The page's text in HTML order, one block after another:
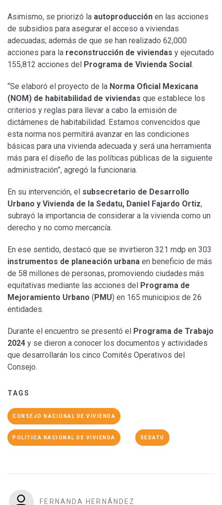
Asimismo, se priorizó la autoproducción en las acciones
de subsidios para asegurar el acceso a viviendas
adecuadas; además de que se han realizado 62,000
acciones para la reconstrucción de viviendas y ejecutado
155,812 acciones del Programa de Vivienda Social.
“Se elaboró el proyecto de la Norma Oficial Mexicana
(NOM) de habitabilidad de viviendas que establece los
criterios y reglas para llevar a cabo la emisión de
dictámenes de habitabilidad. Estamos convencidos que
esta norma nos permitirá avanzar en las condiciones
básicas para una vivienda adecuada y será una herramienta
más para el diseño de las políticas públicas de la siguiente
administración”, agregó la funcionaria.
En su intervención, el subsecretario de Desarrollo
Urbano y Vivienda de la Sedatu, Daniel Fajardo Ortiz,
subrayó la importancia de considerar a la vivienda como un
derecho y no como mercancía.
En ese sentido, destacó que se invirtieron 321 mdp en 303
instrumentos de planeación urbana en beneficio de más
de 58 millones de personas, promoviendo ciudades más
equitativas mediante las acciones del Programa de
Mejoramiento Urbano (PMU) en 165 municipios de 26
entidades.
Durante el encuentro se presentó el Programa de Trabajo
2024 y se dieron a conocer los documentos y actividades
que desarrollarán los cinco Comités Operativos del
Consejo.
TAGS
CONSEJO NACIONAL DE VIVIENDA
POLÍTICA NACIONAL DE VIVIENDA SEDATU
FERNANDA HERNÁNDEZ